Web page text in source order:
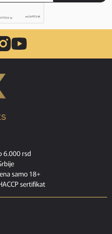
6.000 rsd
samo 18+
sertifikat